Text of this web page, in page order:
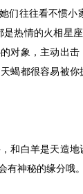
们往往看不惯
热情的火相星
对象，主动出
蝎都很容易被
和白羊是天造
有神秘的缘分哦。